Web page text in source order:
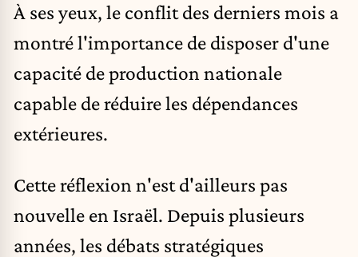
À ses yeux, le conflit des derniers mois a
montré l'importance de disposer d'une
capacité de production nationale
capable de réduire les dépendances
extérieures.
Cette réflexion n'est d'ailleurs pas
nouvelle en Israël. Depuis plusieurs
années, les débats stratégiques